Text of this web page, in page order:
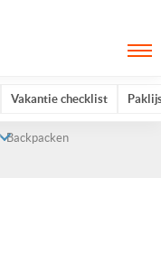
Vakantie checklist
Backpacken